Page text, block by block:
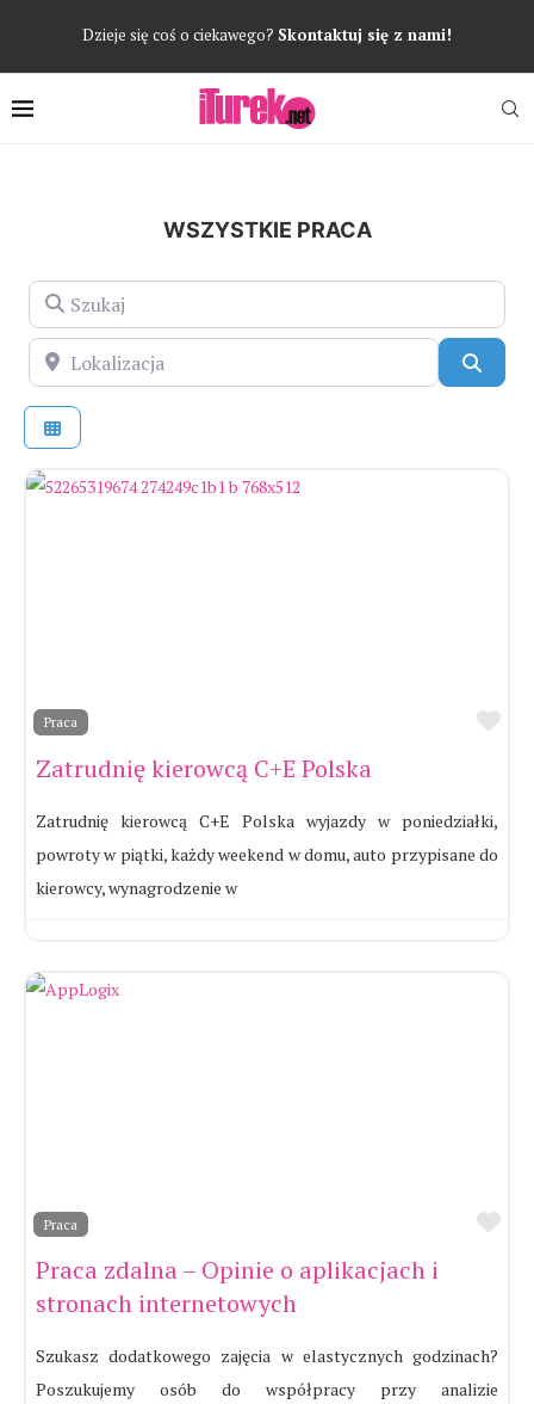
Dzieje się coś o ciekawego? Skontaktuj się z nami!
WSZYSTKIE PRACA
Szukaj
Lokalizacja
Praca
Zatrudnię kierowcą C+E Polska
Zatrudnię kierowcą C+E Polska wyjazdy w poniedziałki,
powroty w piątki, każdy weekend w domu, auto przypisane do
kierowcy, wynagrodzenie w
Praca
Praca zdalna – Opinie o aplikacjach i
stronach internetowych
Szukasz dodatkowego zajęcia w elastycznych godzinach?
Poszukujemy osób do współpracy przy analizie